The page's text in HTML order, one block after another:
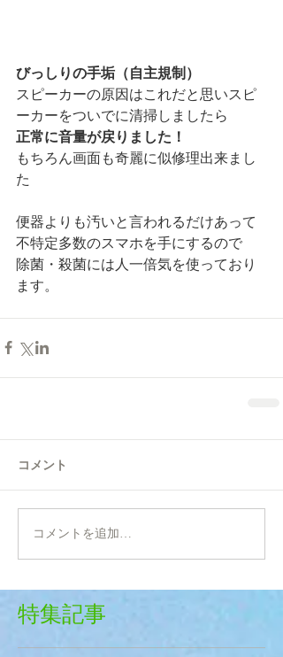
びっしりの手垢（自主規制）
スピーカーの原因はこれだと思いスピ
ーカーをついでに清掃しましたら
正常に音量が戻りました！
もちろん画面も奇麗に似修理出来まし
た
便器よりも汚いと言われるだけあって
不特定多数のスマホを手にするので
除菌・殺菌には人一倍気を使っており
ます。
コメント
コメントを追加…
特集記事